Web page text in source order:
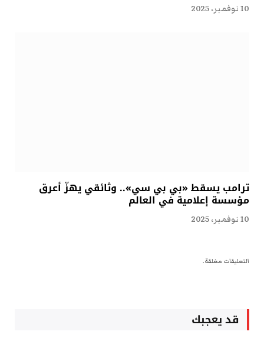
10 نوفمبر، 2025
ترامب يسقط «بي بي سي».. وثائقي يهزّ أعرق
مؤسسة إعلامية في العالم
10 نوفمبر، 2025
التعليقات مغلقة.
قد يعجبك